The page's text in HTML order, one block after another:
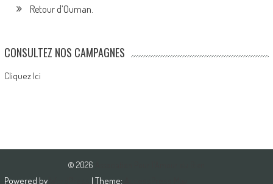
Retour d’Ouman.
CONSULTEZ NOS CAMPAGNES
Cliquez Ici
© 2026
Powered by | Theme: